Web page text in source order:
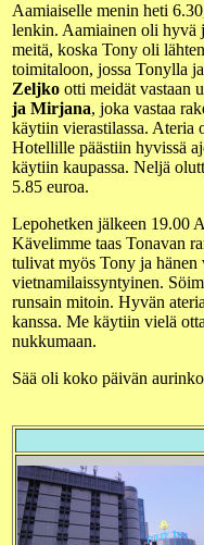
Aamiaiselle menin heti
lenkin. Aamiainen oli hyvä
meitä, koska Tony oli
toimitaloon, jossa Tonylla
Zeljko otti meidät vastaan
ja Mirjana, joka vastaa
käytiin vierastilassa. Ateria
Hotellille päästiin hyvissä
käytiin kaupassa. Neljä
5.85 euroa.
Lepohetken jälkeen 19.00
Kävelimme taas Tonavan
tulivat myös Tony ja hänen
vietnamilaissyntyinen.
runsain mitoin. Hyvän
kanssa. Me käytiin vielä
nukkumaan.
Sää oli koko päivän